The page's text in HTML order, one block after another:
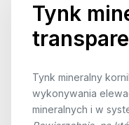
Tynk
Tynk mineralny
wykonywania
mineralnych i w